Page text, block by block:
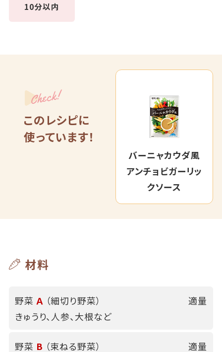
10分以内
Check!
このレシピに
使っています！
バーニャカウダ風
アンチョビガーリッ
クソース
材料
野菜 Ａ （細切り野菜）
きゅうり、人参、大根など
適量
野菜 B （束ねる野菜）
適量